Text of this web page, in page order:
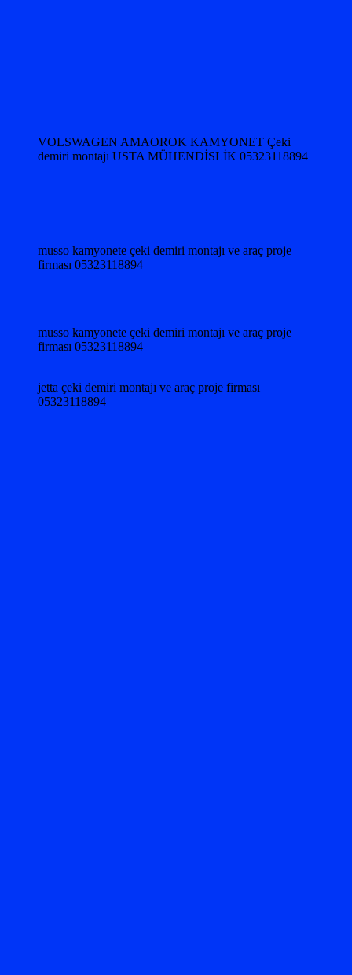
VOLSWAGEN AMAOROK KAMYONET Çeki
demiri montajı USTA MÜHENDİSLİK 05323118894
musso kamyonete çeki demiri montajı ve araç proje
firması 05323118894
musso kamyonete çeki demiri montajı ve araç proje
firması 05323118894
jetta çeki demiri montajı ve araç proje firması
05323118894